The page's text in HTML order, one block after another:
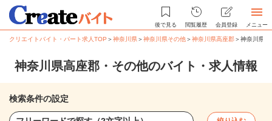
後で見る 閲覧履歴 会員登録 メニュー
クリエイトバイト・パート求人TOP ＞神奈川県＞神奈川県その他＞神奈川県高座郡＞神奈川県
神奈川県高座郡・その他のバイト・求人情報
検索条件の設定